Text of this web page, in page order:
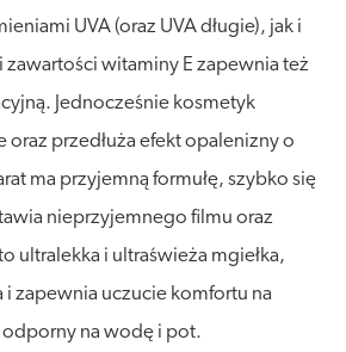
UVA (oraz UVA długie), jak i
zawartości witaminy E zapewnia też
Jednocześnie kosmetyk
oraz przedłuża efekt opalenizny o
ma przyjemną formułę, szybko się
nieprzyjemnego filmu oraz
ultralekka i ultraświeża mgiełka,
i zapewnia uczucie komfortu na
odporny na wodę i pot.